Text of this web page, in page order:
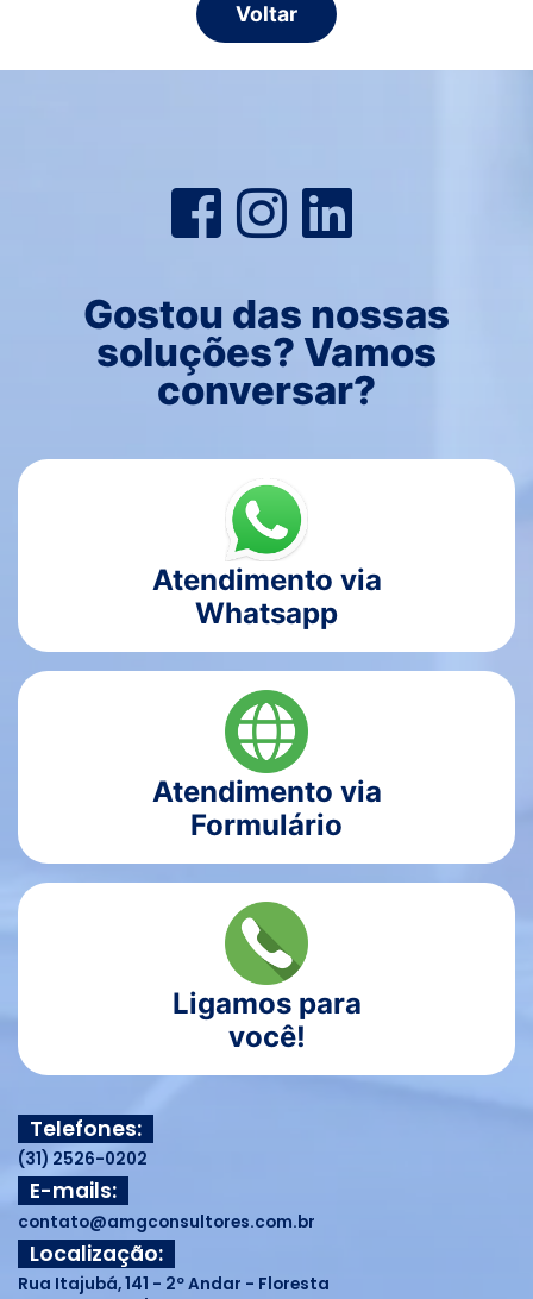
Voltar
Gostou das nossas
soluções? Vamos
conversar?
Atendimento via
Whatsapp
Atendimento via
Formulário
Ligamos para
você!
Telefones:
(31) 2526-0202
E-mails:
contato@amgconsultores.com.br
Localização:
Rua Itajubá, 141 - 2º Andar - Floresta